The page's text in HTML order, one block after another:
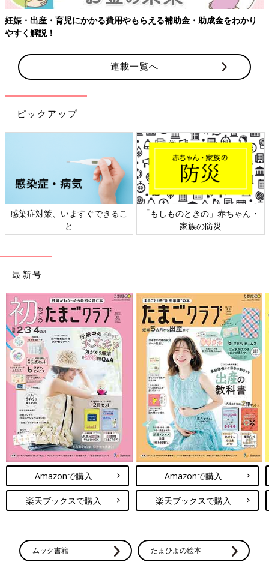
連載一覧へ
ピックアップ
日本外来小児科学会リーフレッ
ト検討会
六星占術 細木かおりさんの人生
相談
最新号
Amazonで購入
楽天ブックスで購入
Amazonで購入
楽天ブックスで購入
ムック書籍 たまひよの絵本